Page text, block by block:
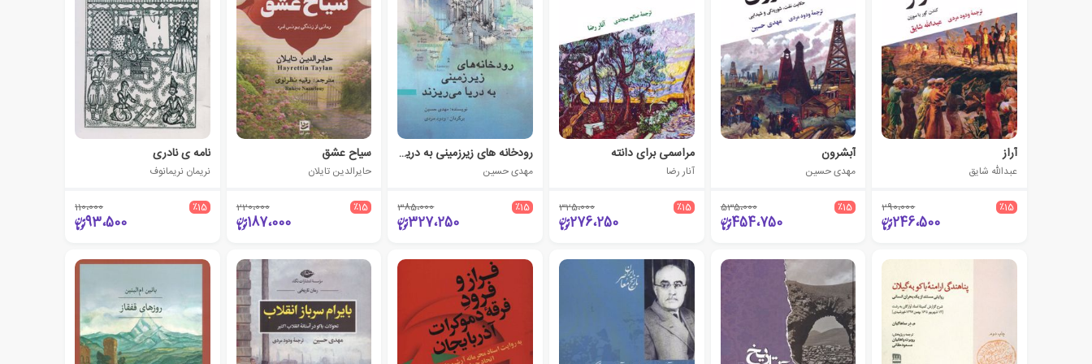
آراز
عبدالله شایق
٪15 290،000
246،500
آبشرون
مهدی حسین
٪15 535،000
454،750
مراسمی برای دانته
آنار رضا
٪15 325،000
276،250
رودخانه های زیرزمینی به دریا می ریزند
مهدی حسین
٪15 385،000
327،250
سیاح عشق
حایرالدین تایلان
٪15 220،000
187،000
نامه ی نادری
نریمان نریمانوف
٪15 110،000
93،500